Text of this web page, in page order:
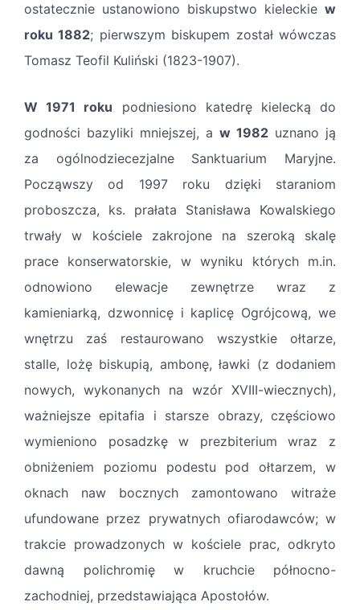
ostatecznie ustanowiono biskupstwo kieleckie w
roku 1882; pierwszym biskupem został wówczas
Tomasz Teofil Kuliński (1823-1907).
W 1971 roku podniesiono katedrę kielecką do
godności bazyliki mniejszej, a w 1982 uznano ją
za ogólnodziecezjalne Sanktuarium Maryjne.
Począwszy od 1997 roku dzięki staraniom
proboszcza, ks. prałata Stanisława Kowalskiego
trwały w kościele zakrojone na szeroką skalę
prace konserwatorskie, w wyniku których m.in.
odnowiono elewacje zewnętrze wraz z
kamieniarką, dzwonnicę i kaplicę Ogrójcową, we
wnętrzu zaś restaurowano wszystkie ołtarze,
stalle, lożę biskupią, ambonę, ławki (z dodaniem
nowych, wykonanych na wzór XVIII-wiecznych),
ważniejsze epitafia i starsze obrazy, częściowo
wymieniono posadzkę w prezbiterium wraz z
obniżeniem poziomu podestu pod ołtarzem, w
oknach naw bocznych zamontowano witraże
ufundowane przez prywatnych ofiarodawców; w
trakcie prowadzonych w kościele prac, odkryto
dawną polichromię w kruchcie północno-
zachodniej, przedstawiająca Apostołów.